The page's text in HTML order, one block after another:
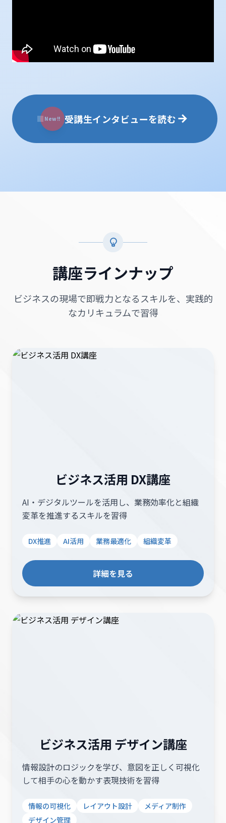
New!! 受講生インタビューを読む
講座ラインナップ
ビジネスの現場で即戦力となるスキルを、実践的
なカリキュラムで習得
ビジネス活用 DX講座
AI・デジタルツールを活用し、業務効率化と組織
変革を推進するスキルを習得
DX推進 AI活用 業務最適化 組織変革
詳細を見る
ビジネス活用 デザイン講座
情報設計のロジックを学び、意図を正しく可視化
して相手の心を動かす表現技術を習得
情報の可視化 レイアウト設計
メディア制作
デザイン管理